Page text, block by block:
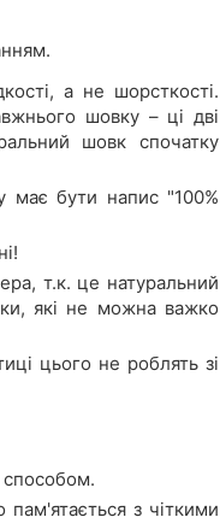
а не шорсткості.
шовку – ці дві
шовк спочатку
має бути напис "100%
т.к. це натуральний
які не можна важко
цього не роблять зі
з чіткими